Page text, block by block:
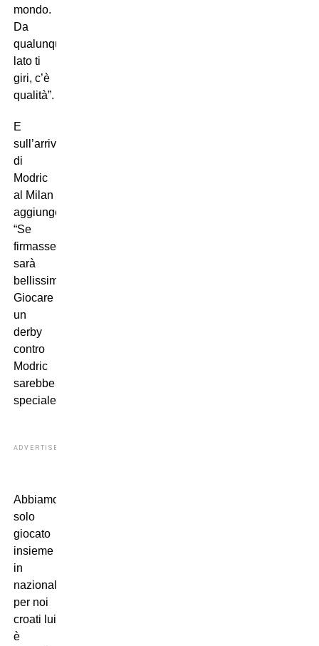
mondo.
Da
qualunque
lato ti
giri, c’è
qualità”.
E
sull’arrivo
di
Modric
al Milan
aggiunge:
“Se
firmasse…
sarà
bellissimo.
Giocare
un
derby
contro
Modric
sarebbe
speciale.
ADVERTISEMENT
Abbiamo
solo
giocato
insieme
in
nazionale,
per noi
croati lui
è